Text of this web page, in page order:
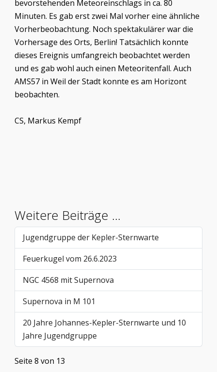
bevorstehenden Meteoreinschlags in ca. 80
Minuten. Es gab erst zwei Mal vorher eine ähnliche
Vorherbeobachtung. Noch spektakulärer war die
Vorhersage des Orts, Berlin! Tatsächlich konnte
dieses Ereignis umfangreich beobachtet werden
und es gab wohl auch einen Meteoritenfall. Auch
AMS57 in Weil der Stadt konnte es am Horizont
beobachten.
CS, Markus Kempf
Weitere Beiträge …
Jugendgruppe der Kepler-Sternwarte
Feuerkugel vom 26.6.2023
NGC 4568 mit Supernova
Supernova in M 101
20 Jahre Johannes-Kepler-Sternwarte und 10
Jahre Jugendgruppe
Seite 8 von 13